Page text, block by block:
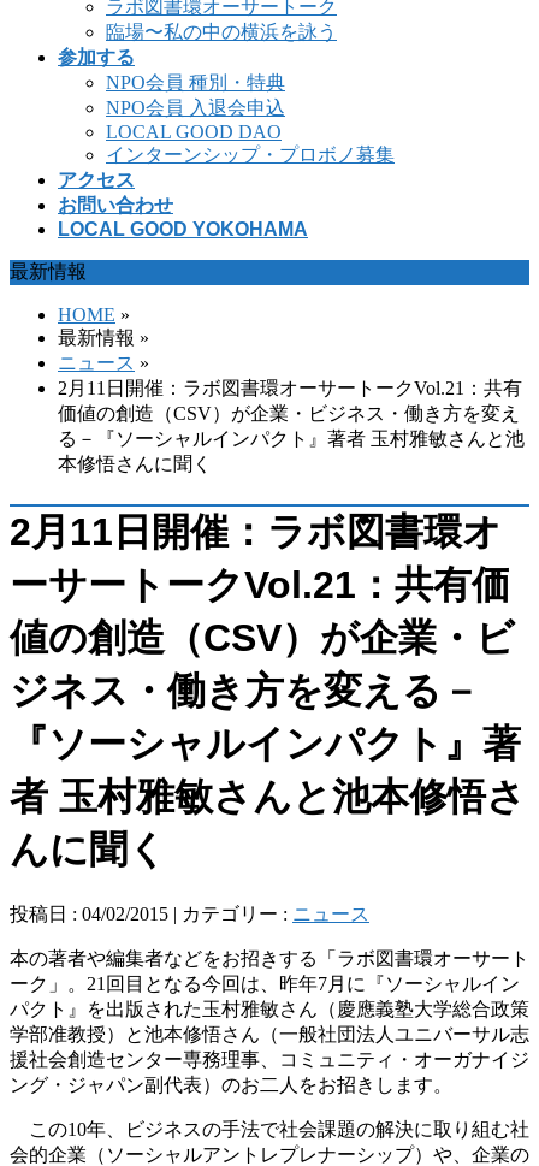
ラボ図書環オーサートーク
臨場〜私の中の横浜を詠う
参加する
NPO会員 種別・特典
NPO会員 入退会申込
LOCAL GOOD DAO
インターンシップ・プロボノ募集
アクセス
お問い合わせ
LOCAL GOOD YOKOHAMA
最新情報
HOME »
最新情報 »
ニュース »
2月11日開催：ラボ図書環オーサートークVol.21：共有
価値の創造（CSV）が企業・ビジネス・働き方を変え
る－『ソーシャルインパクト』著者 玉村雅敏さんと池
本修悟さんに聞く
2月11日開催：ラボ図書環オ
ーサートークVol.21：共有価
値の創造（CSV）が企業・ビ
ジネス・働き方を変える－
『ソーシャルインパクト』著
者 玉村雅敏さんと池本修悟さ
んに聞く
投稿日 : 04/02/2015 | カテゴリー : ニュース
本の著者や編集者などをお招きする「ラボ図書環オーサート
ーク」。21回目となる今回は、昨年7月に『ソーシャルイン
パクト』を出版された玉村雅敏さん（慶應義塾大学総合政策
学部准教授）と池本修悟さん（一般社団法人ユニバーサル志
援社会創造センター専務理事、コミュニティ・オーガナイジ
ング・ジャパン副代表）のお二人をお招きします。
この10年、ビジネスの手法で社会課題の解決に取り組む社
会的企業（ソーシャルアントレプレナーシップ）や、企業の